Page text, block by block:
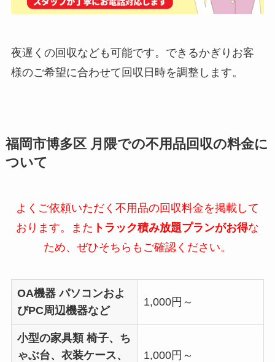
夜遅くの回収なども可能です。できるかぎりお客
様のご希望に合わせて回収日時を調整します。
福岡市博多区 月隈での不用品回収の料金に
ついて
よくご依頼いただく不用品の回収料金を掲載して
おります。また トラック積み放題プランがお得な
ため、ぜひそちらもご確認ください。
OA機器パソコンおよ
びPC周辺機器など
1,000円～
小型の家具類椅子、ち
ゃぶ台、衣装ケース、
1,000円～